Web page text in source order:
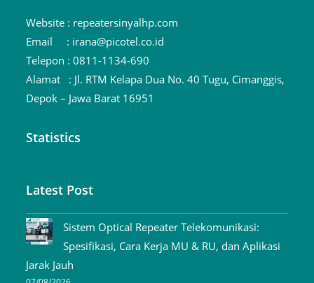
Website : repeatersinyalhp.com
Email : irana@picotel.co.id
Telepon :0811-1134-690
Alamat : Jl. RTM Kelapa Dua No. 40 Tugu, Cimanggis,
Depok – Jawa Barat 16951
Statistics
Latest Post
Sistem Optical Repeater Telekomunikasi:
Spesifikasi, Cara Kerja MU & RU, dan Aplikasi
Jarak Jauh